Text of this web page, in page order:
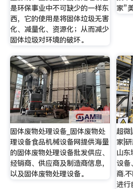
是环保事业中不可缺少的一样东
西，它的使用是将固体垃圾无害
化、减量化、资源化；从而减少
固体垃圾对环境的破坏。
家”
固体废物处理设备_固体废物处
理设备食品机械设备网提供海量
的固体废物处理设备批发供应、
经销商、供应商及制造商信息，
以及固体废物处理设备。
超微
家|
山东
设备
商.
进行